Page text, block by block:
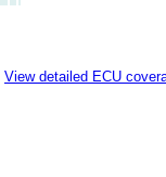
View detailed ECU